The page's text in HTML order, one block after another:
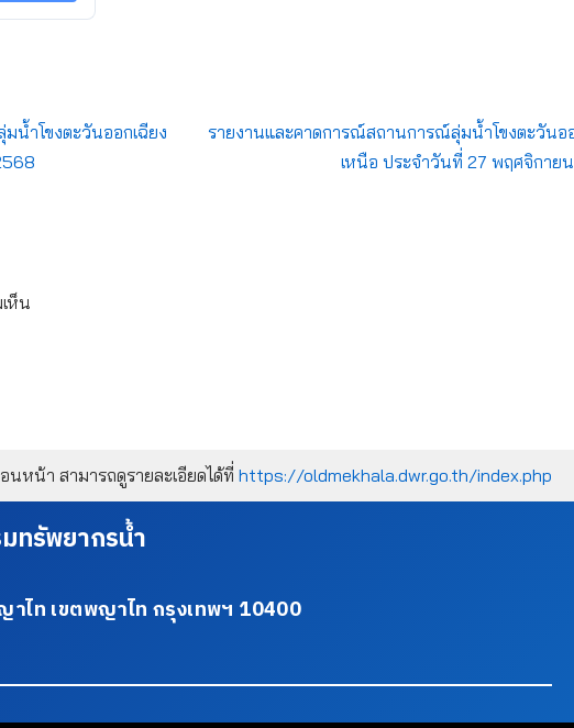
น้ำโขงตะวันออกเฉียง
รายงานและคาดการณ์สถานการณ์ลุ่มน้ำโขงตะวันอ
เหนือ ประจำวันที่ 27 พฤศจิกาย
ห็น
หน้า สามารถดูรายละเอียดได้ที่ https://oldmekhala.dwr.go.th/index.php
ทรัพยากรน้ำ
ไท เขตพญาไท กรุงเทพฯ 10400